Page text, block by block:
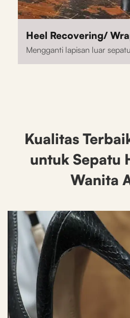
Heel Recovering/
Mengganti lapisan luar
Kualitas
untuk Sepatu
Wanita